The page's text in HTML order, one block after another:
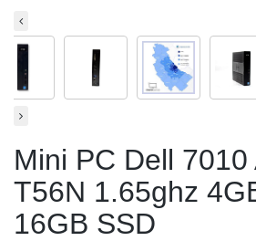
Mini PC Dell 7010
T56N 1.65ghz
16GB SSD